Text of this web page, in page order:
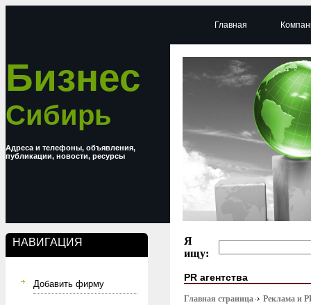
Бизнес
Сибирь
Адреса и телефоны, объявления,
публикации, новости, ресурсы
НАВИГАЦИЯ
Добавить фирму
Главная
Я
ищу:
PR агентства
Главная страница Реклама и